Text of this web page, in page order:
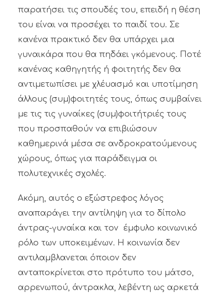
παρατήσει τις σπουδές του, επειδή η θέση
του είναι να προσέχει το παιδί του. Σε
κανένα πρακτικό δεν θα υπάρχει μια
γυναικάρα που θα πηδάει γκόμενους. Ποτέ
κανένας καθηγητής ή φοιτητής δεν θα
αντιμετωπίσει με χλέυασμό και υποτίμηση
άλλους (συμ)φοιτητές τους, όπως συμβαίνει
με τις τις γυναίκες (συμ)φοιτήτριές τους
που προσπαθούν να επιβιώσουν
καθημερινά μέσα σε ανδροκρατούμενους
χώρους, όπως για παράδειγμα οι
πολυτεχνικές σχολές.
Ακόμη, αυτός ο εξώστρεφος λόγος
αναπαράγει την αντίληψη για το δίπολο
άντρας-γυναίκα και τον έμφυλο κοινωνικό
ρόλο των υποκειμένων. Η κοινωνία δεν
αντιλαμβλανεται όποιον δεν
ανταποκρίνεται στο πρότυπο του μάτσο,
αρρενωπού, άντρακλα, λεβέντη ως αρκετά